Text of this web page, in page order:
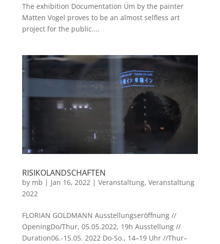
The exhibition Documentation Üm by the painter
Matten Vogel proves to be an almost selfless art
project for the public....
RISIKOLANDSCHAFTEN
by mb | Jan 16, 2022| Veranstaltung, Veranstaltung
2022
FLORIAN GOLDMANN Ausstellungseröffnung //
OpeningDo/Thur, 05.05.2022, 19h Ausstellung //
Duration06.-15.05. 2022 Do-So., 14–19 Uhr //Thur–